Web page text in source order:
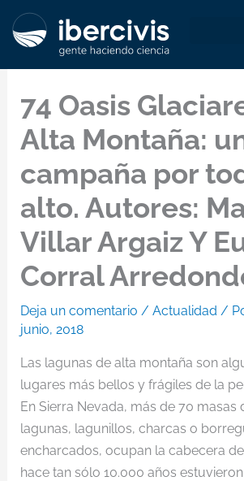
74 Oasis
Alta Montaña:
campaña por
alto. Autores:
Villar Argaiz Y
Corral
Deja un comentario / Actualidad /
junio, 2018
Las lagunas de alta montaña son
lugares más bellos y frágiles de la
En Sierra Nevada, más de 70 masas
lagunas, lagunillos, charcas o
encharcados, ocupan la cabecera
hace tan sólo 10.000 años